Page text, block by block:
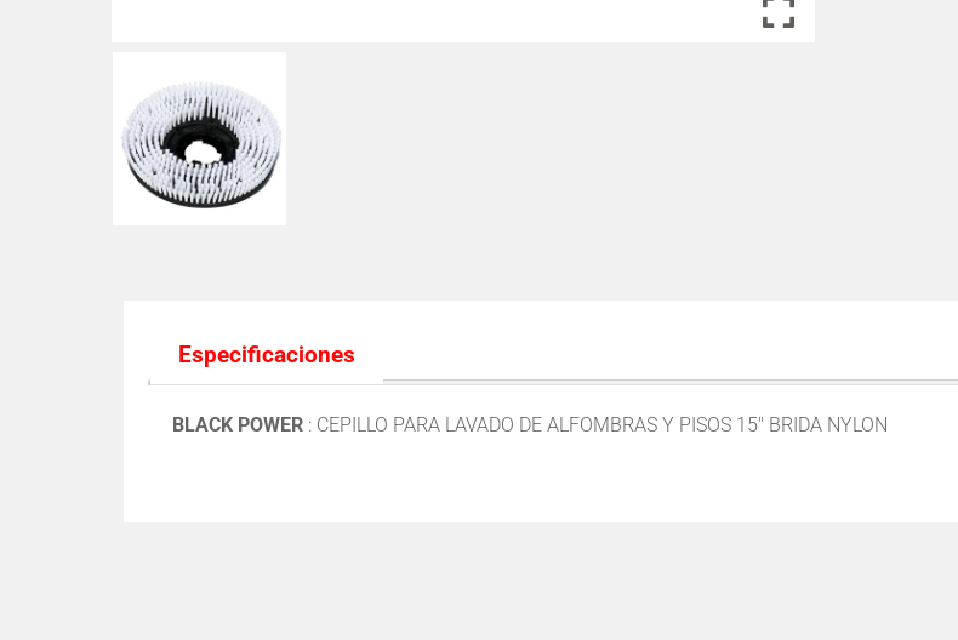
Especificaciones
BLACK POWER : CEPILLO PARA LAVADO DE ALFOMBRAS Y PISOS 15″ BRIDA NYLON